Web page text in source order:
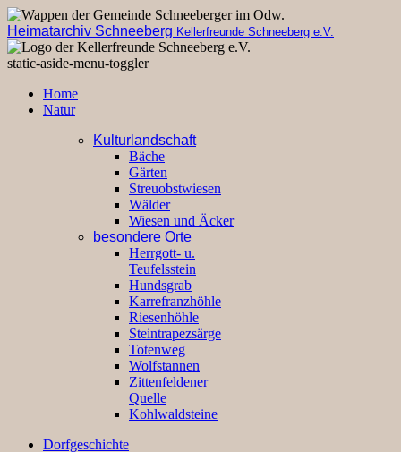
Heimatarchiv Schneeberg Kellerfreunde Schneeberg e.V.
static-aside-menu-toggler
Home
Natur
Kulturlandschaft
Bäche
Gärten
Streuobstwiesen
Wälder
Wiesen und Äcker
besondere Orte
Herrgott- u.
Teufelsstein
Hundsgrab
Karrefranzhöhle
Riesenhöhle
Steintrapezsärge
Totenweg
Wolfstannen
Zittenfeldener
Quelle
Kohlwaldsteine
Dorfgeschichte